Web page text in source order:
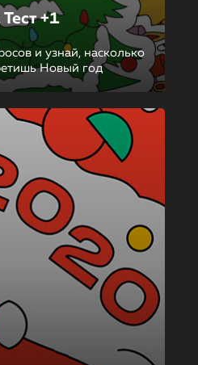
Тест +1
и узнай, насколько
Новый год